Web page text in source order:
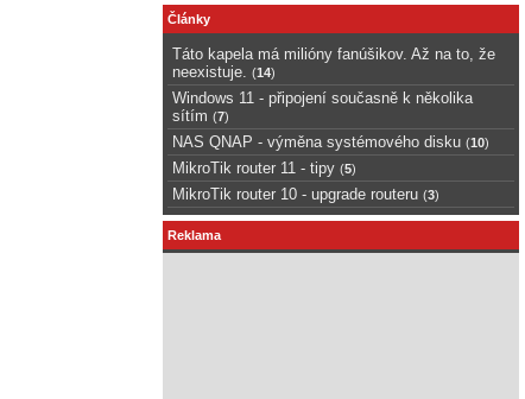
Články
Táto kapela má milióny fanúšikov. Až na to, že
neexistuje.
(14)
Windows 11 - připojení současně k několika
sítím (7)
NAS QNAP - výměna systémového disku (10)
MikroTik router 11 - tipy (5)
MikroTik router 10 - upgrade routeru (3)
Reklama